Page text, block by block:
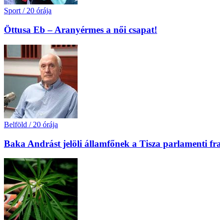
Sport / 20 órája
Öttusa Eb – Aranyérmes a női csapat!
Belföld / 20 órája
Baka Andrást jelöli államfőnek a Tisza parlamenti